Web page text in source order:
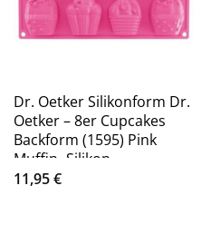
Dr. Oetker Silikonform Dr.
Oetker – 8er Cupcakes
Backform (1595) Pink
Muffin- Silikon-
11,95€